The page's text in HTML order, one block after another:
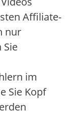
Affiliate-
nur
im
Sie Kopf